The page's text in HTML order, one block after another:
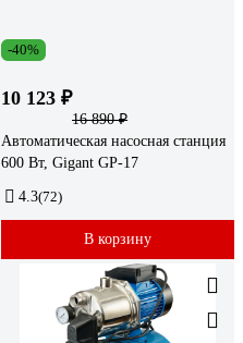
-40%
10 123 ₽
16 890 ₽
Автоматическая насосная станция
600 Вт, Gigant GP-17
4.3(72)
В корзину